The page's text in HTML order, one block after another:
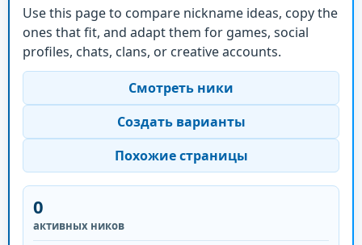
Use this page to compare nickname ideas, copy the
ones that fit, and adapt them for games, social
profiles, chats, clans, or creative accounts.
Смотреть ники
Создать варианты
Похожие страницы
0
активных ников